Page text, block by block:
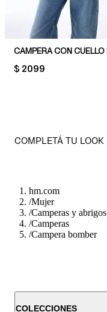
PRICE:
$ 2099
COMPLETÁ TU LOOK
hm.com
/Mujer
/Camperas y abrigos
/Camperas
/Campera bomber
COLECCIONES